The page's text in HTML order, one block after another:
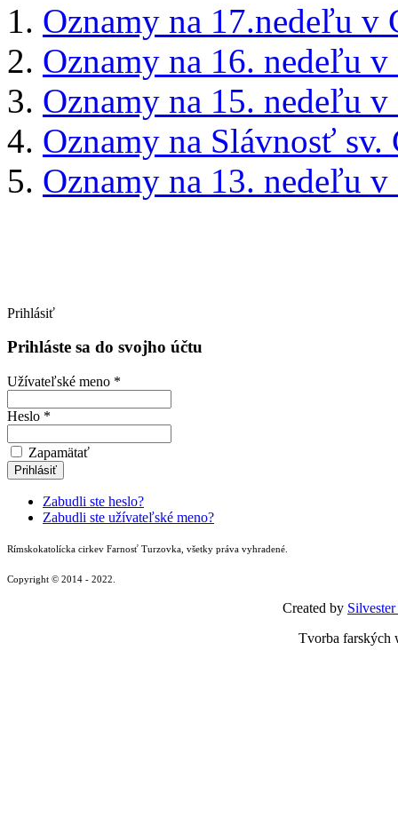
Oznamy na 17.nedeľu v
Oznamy na 16. nedeľu
Oznamy na 15. nedeľu
Oznamy na Slávnosť
Oznamy na 13. nedeľu
Prihlásiť
Prihláste sa do svojho účtu
Užívateľské meno *
Heslo *
Zapamätať
Zabudli ste heslo?
Zabudli ste užívateľské meno?
Rímskokatolícka cirkev Farnosť Turzovka, všetky práva vyhradené.
Copyright © 2014 - 2022.
Created by
Tvorba farských